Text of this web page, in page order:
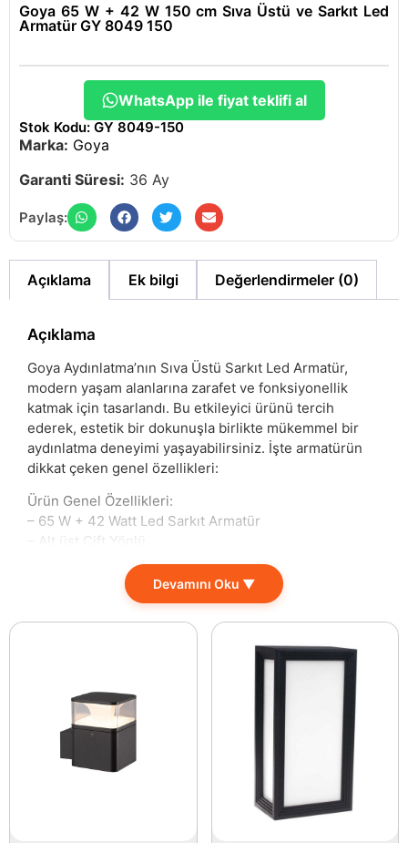
Goya 65 W + 42 W 150 cm Sıva Üstü ve Sarkıt Led
Armatür GY 8049 150
WhatsApp ile fiyat teklifi al
Stok Kodu: GY 8049-150
Marka: Goya
Garanti Süresi: 36 Ay
Paylaş:
Açıklama Ek bilgi Değerlendirmeler (0)
Açıklama
Goya Aydınlatma’nın Sıva Üstü Sarkıt Led Armatür,
modern yaşam alanlarına zarafet ve fonksiyonellik
katmak için tasarlandı. Bu etkileyici ürünü tercih
ederek, estetik bir dokunuşla birlikte mükemmel bir
aydınlatma deneyimi yaşayabilirsiniz. İşte armatürün
dikkat çeken genel özellikleri:
Ürün Genel Özellikleri:
– 65 W + 42 Watt Led Sarkıt Armatür
– Alt üst Çift Yönlü
– Petek Saç Desenli Kasa Rengi seçeneği
– 3 Farklı Işık Renk Aksı Seçeneği ile
– IP20 Koruma Sınıfı
– Osram LED
– 11770 Lümen
Bu üst düzey aydınlatma ürünü, evlerde, ofislerde,
mağazalarda ve iç mekanlarda kusursuz bir atmosfer
yaratma potansiyeline sahiptir. Goya Aydınlatma’nın
ürünü, 11770 Lümen ışık çıkışı ile alanlarınızı yeterince
aydınlatarak, içerisindeki detayları ön plana çıkarır.
Devamını Oku ▼